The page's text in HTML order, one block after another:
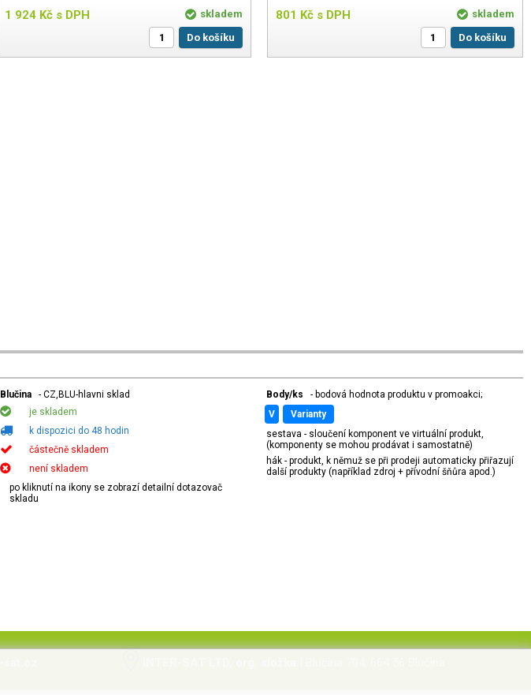
1 924Kč s DPH
skladem
Do košíku
801 Kč s DPH
skladem
Do košíku
Blučina
- CZ,BLU-hlavni sklad
je skladem
k dispozici do 48 hodin
částečně skladem
není skladem
po kliknutí na ikony se zobrazí detailní dotazovač
skladu
Body/ks
- bodová hodnota produktu v promoakci;
v
varianty
sestava - sloučení komponent ve virtuální produkt,
(komponenty se mohou prodávat i samostatně)
hák - produkt, k němuž se při prodeji automaticky přiřazují
další produkty (například zdroj + přívodní šňůra apod.)